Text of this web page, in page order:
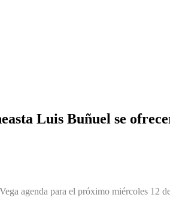
Luis Buñuel se
agenda para el próximo miércoles 12